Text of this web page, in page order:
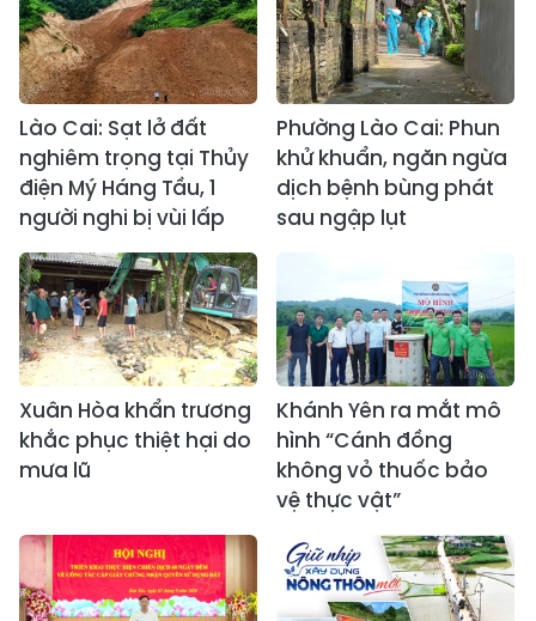
Lào Cai: Sạt lở đất
nghiêm trọng tại Thủy
điện Mý Háng Tầu, 1
người nghi bị vùi lấp
Phường Lào Cai: Phun
khử khuẩn, ngăn ngừa
dịch bệnh bùng phát
sau ngập lụt
Xuân Hòa khẩn trương
khắc phục thiệt hại do
mưa lũ
Khánh Yên ra mắt mô
hình “Cánh đồng
không vỏ thuốc bảo
vệ thực vật”